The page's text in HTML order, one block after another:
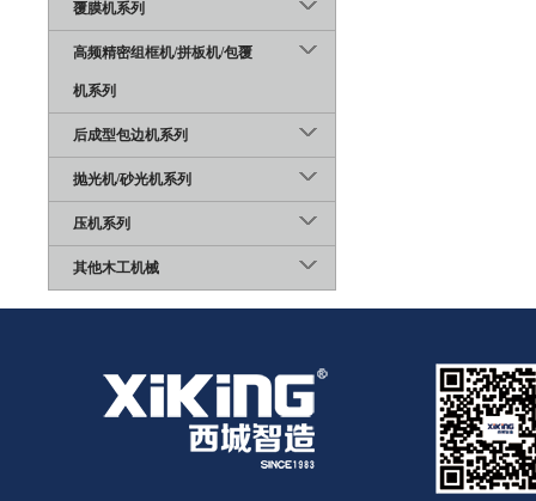
覆膜机系列
高频精密组框机/拼板机/包覆
机系列
后成型包边机系列
抛光机/砂光机系列
压机系列
其他木工机械